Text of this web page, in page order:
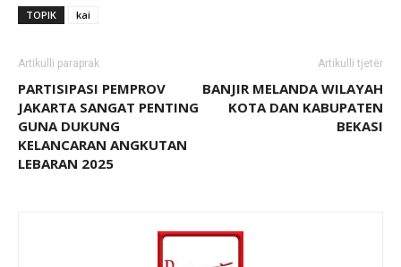
TOPIK kai
Artikulli paraprak
PARTISIPASI PEMPROV
JAKARTA SANGAT PENTING
GUNA DUKUNG
KELANCARAN ANGKUTAN
LEBARAN 2025
Artikulli tjetër
BANJIR MELANDA WILAYAH
KOTA DAN KABUPATEN
BEKASI